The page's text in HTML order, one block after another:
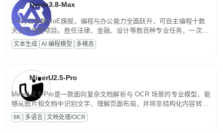
Qwen3.8-Max
2.4万亿参数MoE旗舰，编程与办公能力全面跃升，可自主编程十数
天交付完整项目。胜任法律、金融、设计等数百种专业任务，一次对
话端到端交付生产级成果。原生视觉理解贯穿规划、执行与验证全流
程，支持超长文档与长视频的深度语义解析。长程任务中自主规划与
文本生成 AI 编程模型 多模态
MinerU2.5-Pro
MinerU2.5-Pro是一款面向复杂文档解析与 OCR 场景的专业模型，能
够从图片和文档中识别文字、理解页面布局，并将非结构化内容转换
为便于存储、检索和二次处理的结构化结果。
8K 多语言 文档处理/OCR